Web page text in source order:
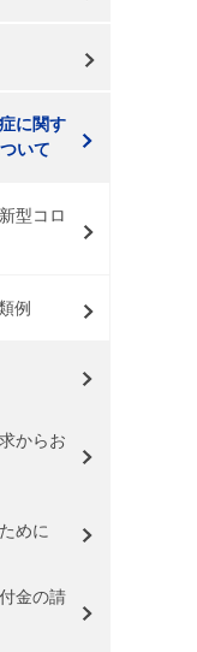
に関す
いて
型コロ
例
からお
めに
金の請